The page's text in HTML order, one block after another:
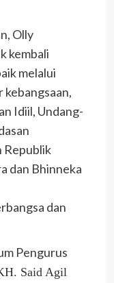
Olly
kembali
melalui
kebangsaan,
Idiil, Undang-
Republik
dan Bhinneka
dan
Pengurus
Said Agil